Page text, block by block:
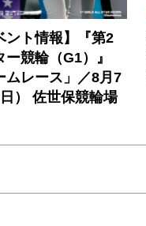
ント情報】『第2
競輪（G1）』
ムレース」／8月7
） 佐世保競輪場